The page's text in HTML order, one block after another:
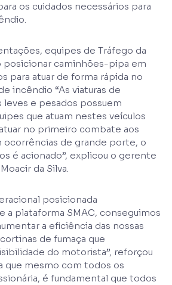
os cuidados necessários para
equipes de Tráfego da
posicionar caminhões-pipa em
para atuar de forma rápida no
incêndio “As viaturas de
e pesados possuem
que atuam nestes veículos
no primeiro combate aos
ocorrências de grande porte, o
é acionado”, explicou o gerente
da Silva.
posicionada
a plataforma SMAC, conseguimos
a eficiência das nossas
de fumaça que
do motorista”, reforçou
que mesmo com todos os
é fundamental que todos